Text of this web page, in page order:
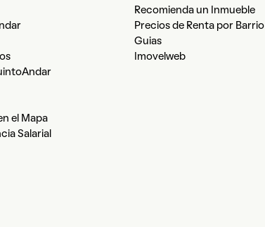
el Mapa
Salarial
Recomienda un Inmueble
Precios de Renta por Barrio
Guias
Imovelweb